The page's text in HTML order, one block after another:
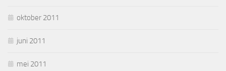
oktober 2011
juni 2011
mei 2011